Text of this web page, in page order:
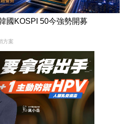
國KOSPI 50今強勢開募
方案